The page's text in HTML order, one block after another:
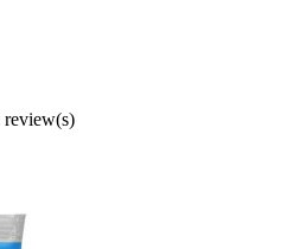
review(s)